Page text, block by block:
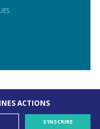
ACTIONS